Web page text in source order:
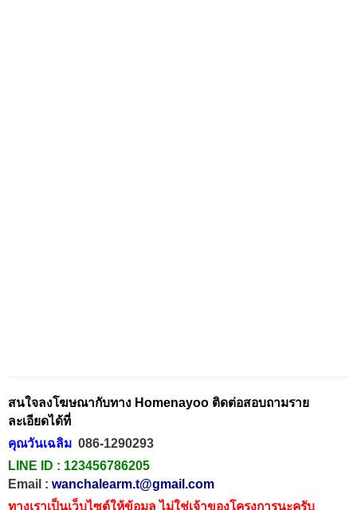
สนใจลงโฆษณากับทาง Homenayoo ติดต่อสอบถามราย
ละเอียดได้ที่
คุณวันเฉลิม 086-1290293
LINE ID : 123456786205
Email : wanchalearm.t@gmail.com
ทางเราเป็นเว็บไซต์ให้ข้อมูล ไม่ใช่เจ้าของโครงการนะครับ